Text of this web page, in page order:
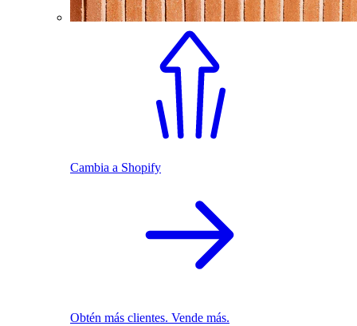
Cambia a Shopify
Obtén más clientes. Vende más.